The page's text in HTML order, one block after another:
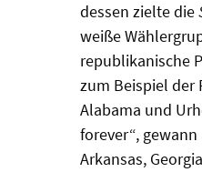
dessen zielte die
weiße
republikanische
zum Beispiel der
Alabama und
forever“,
Arkansas,